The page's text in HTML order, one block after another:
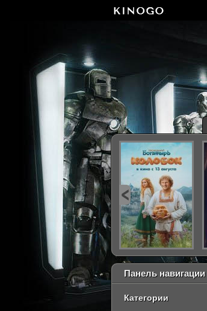
Панель навигации
Категории